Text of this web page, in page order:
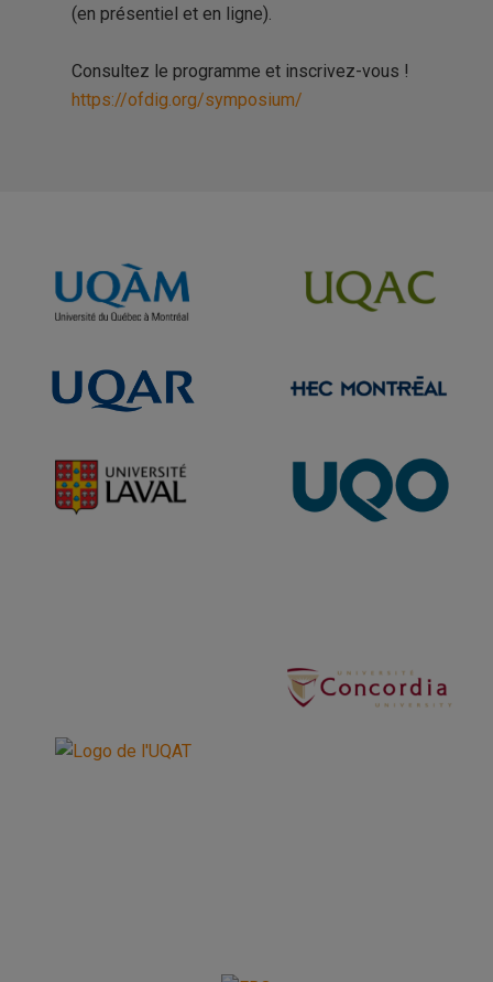
(en présentiel et en ligne).
Consultez le programme et inscrivez-vous !
https://ofdig.org/symposium/